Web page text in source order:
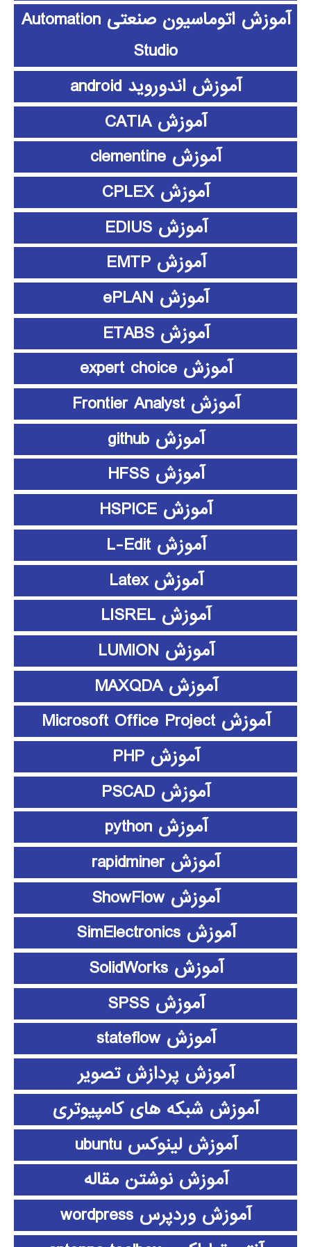
آموزش اتوماسیون صنعتی Automation
Studio
آموزش اندوروید android
آموزش CATIA
آموزش clementine
آموزش CPLEX
آموزش EDIUS
آموزش EMTP
آموزش ePLAN
آموزش ETABS
آموزش expert choice
آموزش Frontier Analyst
آموزش github
آموزش HFSS
آموزش HSPICE
آموزش L-Edit
آموزش Latex
آموزش LISREL
آموزش LUMION
آموزش MAXQDA
آموزش Microsoft Office Project
آموزش PHP
آموزش PSCAD
آموزش python
آموزش rapidminer
آموزش ShowFlow
آموزش SimElectronics
آموزش SolidWorks
آموزش SPSS
آموزش stateflow
آموزش پردازش تصویر
آموزش شبکه های کامپیوتری
آموزش لینوکس ubuntu
آموزش نوشتن مقاله
آموزش وردپرس wordpress